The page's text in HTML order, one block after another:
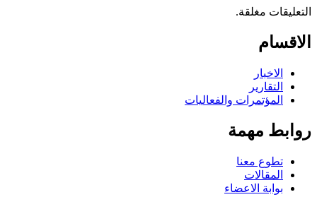
التعليقات مغلقة.
الاقسام
الاخبار
التقارير
المؤتمرات والفعاليات
روابط مهمة
تطوع معنا
المقالات
بوابة الاعضاء